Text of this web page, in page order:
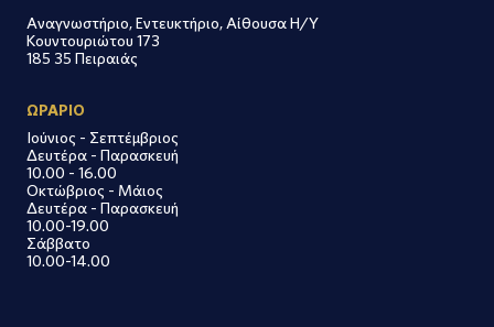
Αναγνωστήριο, Εντευκτήριο, Αίθουσα Η/Υ
Κουντουριώτου 173
185 35 Πειραιάς
ΩΡΑΡΙΟ
Ιούνιος - Σεπτέμβριος
Δευτέρα - Παρασκευή
10.00 - 16.00
Οκτώβριος - Μάιος
Δευτέρα - Παρασκευή
10.00-19.00
Σάββατο
10.00-14.00